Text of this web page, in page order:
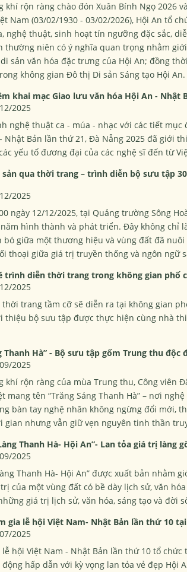
khí rộn ràng chào đón Xuân Bính Ngọ 2026
Nam (03/02/1930 - 03/02/2026), Hội An tổ
nghệ thuật, sinh hoạt tín ngưỡng đặc sắc,
thường niên có ý nghĩa quan trọng nhằm
sản văn hóa đặc trưng của Hội An; đồng
không gian Đô thị Di sản Sáng tạo Hội An.
khai mạc Giao lưu văn hóa Hội An - Nhật
2025
nghệ thuật ca - múa - nhạc với các tiết mục
Nhật Bản lần thứ 21, Đà Nẵng 2025 đã giới
yếu tố đương đại của các nghệ sĩ đến từ
sản qua thời trang – trình diễn bộ sưu tập
2025
ngày 12/12/2025, tại Quảng trường Sông
hình thành và phát triển. Đây không chỉ
giữa một thương hiệu và vùng đất đã
thoại giữa giá trị truyền thống và ngôn ngữ
trình diễn thời trang trong không gian phố
2025
trang tầm cỡ sẽ diễn ra tại không gian
thiệu bộ sưu tập được thực hiện cùng nhà
Thanh Hà” - Bộ sưu tập gốm Trung thu độc
2025
khí rộn ràng của mùa Trung thu, Công viên
mang tên “Trăng Sáng Thanh Hà” – nơi
bàn tay nghệ nhân không ngừng đổi mới,
gian nhưng vẫn giữ vẹn nguyên tinh thần
Thanh Hà- Hội An”- Lan tỏa giá trị làng
2025
Thanh Hà- Hội An” được xuất bản nhằm
của một vùng đất có bề dày lịch sử, văn
giá trị lịch sử, văn hóa, sáng tạo và đời
gia lễ hội Việt Nam- Nhật Bản lần thứ 10
2025
hội Việt Nam - Nhật Bản lần thứ 10 tổ chức
hấp dẫn với kỳ vọng lan tỏa vẻ đẹp Hội